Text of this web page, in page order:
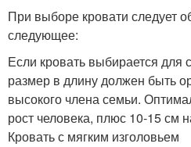
При выборе кровати следует
следующее:
Если кровать выбирается для
размер в длину должен быть
высокого члена семьи.
рост человека, плюс 10-15 см
Кровать с мягким изголовьем